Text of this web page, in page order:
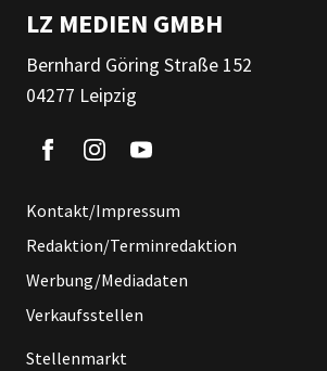
LZ MEDIEN GMBH
Bernhard Göring Straße 152
04277 Leipzig
Kontakt/Impressum
Redaktion/Terminredaktion
Werbung/Mediadaten
Verkaufsstellen
Stellenmarkt